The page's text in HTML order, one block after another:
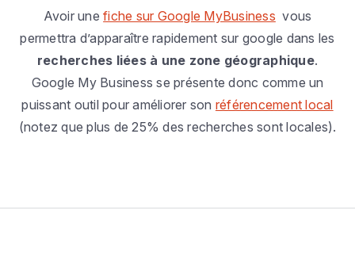
Avoir unefiche sur Google MyBusiness vous
permettra d’apparaître rapidement sur google dans les
recherches liées à une zone géographique.
Google My Business se présente donc comme un
puissant outil pour améliorer son référencement local
(notez que plus de 25% des recherches sont locales).